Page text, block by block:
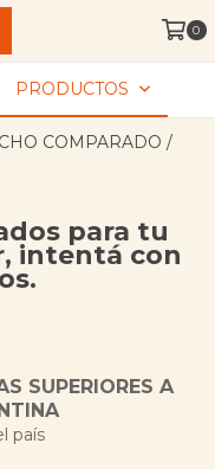
0
PRODUCTOS
COMPARADO /
para tu
intentá con
SUPERIORES A
país